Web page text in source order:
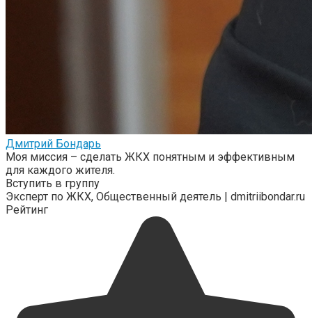
Дмитрий Бондарь
Моя миссия – сделать ЖКХ понятным и эффективным
для каждого жителя.
Вступить в группу
Эксперт по ЖКХ, Общественный деятель | dmitriibondar.ru
Рейтинг